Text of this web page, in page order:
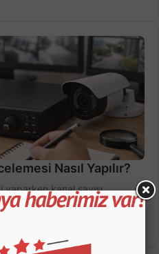
Nasıl Yapılır?
yaparken kanal sayısı,
uzaktan erişimi birlikte